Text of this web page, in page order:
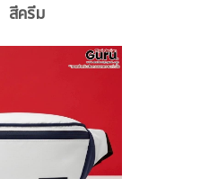
สีครีม